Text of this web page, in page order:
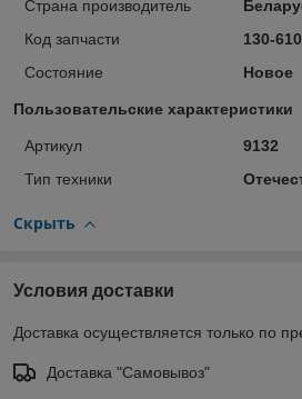
Страна производитель
Код запчасти
130-
Состояние
Новое
Пользовательские характеристики
Артикул
9132
Тип техники
Скрыть
Условия доставки
Доставка осуществляется только по
Доставка "Самовывоз"